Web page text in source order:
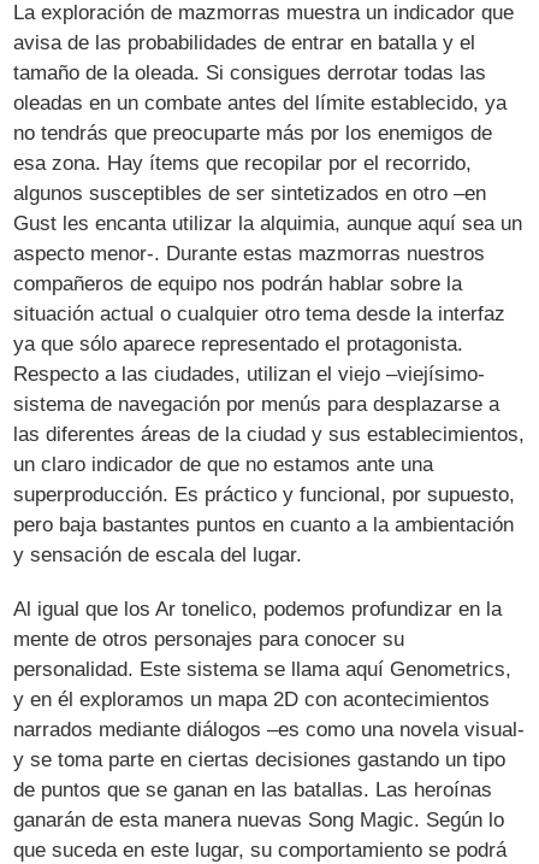
La exploración de mazmorras muestra un indicador que
avisa de las probabilidades de entrar en batalla y el
tamaño de la oleada. Si consigues derrotar todas las
oleadas en un combate antes del límite establecido, ya
no tendrás que preocuparte más por los enemigos de
esa zona. Hay ítems que recopilar por el recorrido,
algunos susceptibles de ser sintetizados en otro –en
Gust les encanta utilizar la alquimia, aunque aquí sea un
aspecto menor-. Durante estas mazmorras nuestros
compañeros de equipo nos podrán hablar sobre la
situación actual o cualquier otro tema desde la interfaz
ya que sólo aparece representado el protagonista.
Respecto a las ciudades, utilizan el viejo –viejísimo-
sistema de navegación por menús para desplazarse a
las diferentes áreas de la ciudad y sus establecimientos,
un claro indicador de que no estamos ante una
superproducción. Es práctico y funcional, por supuesto,
pero baja bastantes puntos en cuanto a la ambientación
y sensación de escala del lugar.
Al igual que los Ar tonelico, podemos profundizar en la
mente de otros personajes para conocer su
personalidad. Este sistema se llama aquí Genometrics,
y en él exploramos un mapa 2D con acontecimientos
narrados mediante diálogos –es como una novela visual-
y se toma parte en ciertas decisiones gastando un tipo
de puntos que se ganan en las batallas. Las heroínas
ganarán de esta manera nuevas Song Magic. Según lo
que suceda en este lugar, su comportamiento se podrá